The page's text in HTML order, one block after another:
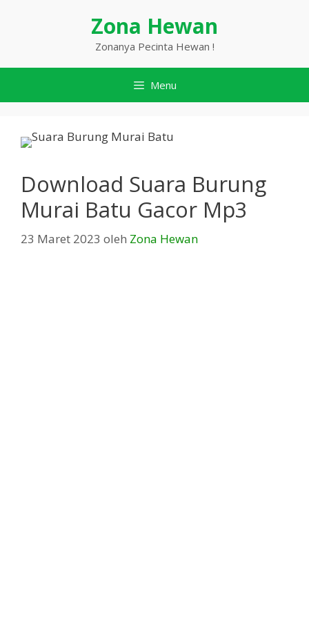
Zona Hewan
Zonanya Pecinta Hewan !
Menu
Download Suara Burung
Murai Batu Gacor Mp3
23 Maret 2023 oleh Zona Hewan